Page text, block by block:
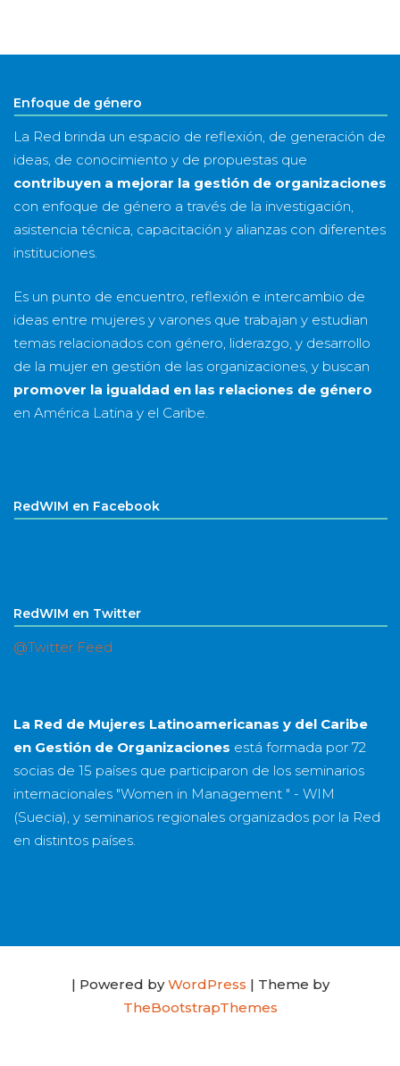
año
Enfoque de género
La Red brinda un espacio de reflexión, de generación de
ideas, de conocimiento y de propuestas que
contribuyen a mejorar la gestión de organizaciones
con enfoque de género a través de la investigación,
asistencia técnica, capacitación y alianzas con diferentes
instituciones.
Es un punto de encuentro, reflexión e intercambio de
ideas entre mujeres y varones que trabajan y estudian
temas relacionados con género, liderazgo, y desarrollo
de la mujer en gestión de las organizaciones, y buscan
promover la igualdad en las relaciones de género
en América Latina y el Caribe.
RedWIM en Facebook
RedWIM en Twitter
@Twitter Feed
La Red de Mujeres Latinoamericanas y del Caribe
en Gestión de Organizaciones está formada por 72
socias de 15 países que participaron de los seminarios
internacionales "Women in Management " - WIM
(Suecia), y seminarios regionales organizados por la Red
en distintos países.
| Powered byWordPress | Theme by
TheBootstrapThemes